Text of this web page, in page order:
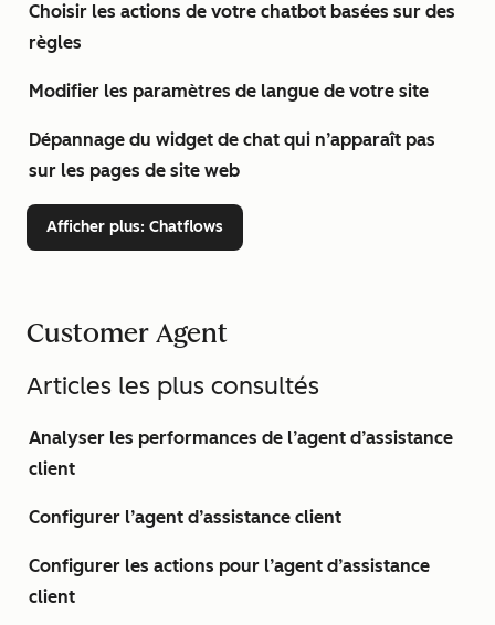
Choisir les actions de votre chatbot basées sur des
règles
Modifier les paramètres de langue de votre site
Dépannage du widget de chat qui n’apparaît pas
sur les pages de site web
Afficher plus: Chatflows
Customer Agent
Articles les plus consultés
Analyser les performances de l’agent d’assistance
client
Configurer l’agent d’assistance client
Configurer les actions pour l’agent d’assistance
client